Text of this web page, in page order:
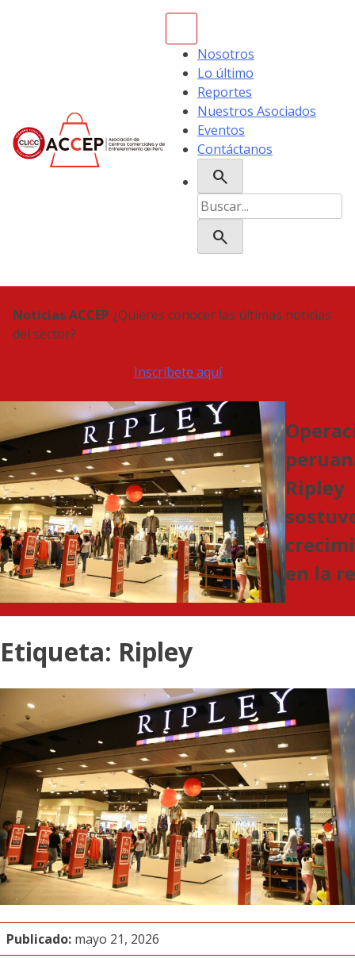
Nosotros
Lo último
Reportes
Nuestros Asociados
Eventos
Contáctanos
search
Buscar:
search
Noticias ACCEP ¿Quieres conocer las últimas noticias
del sector?
Inscríbete aquí
Ripley
en la
Etiqueta: Ripley
Publicado: mayo 21, 2026